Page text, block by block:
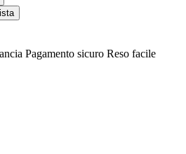
Pagamento sicuro Reso facile